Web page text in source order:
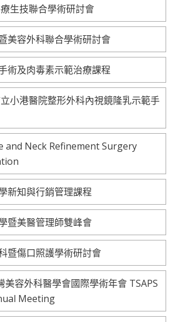
生技聯合學術研討會
美容外科聯合學術研討會
術及肉毒素示範治療課程
小港醫院整形外科內視鏡隆乳示範手
and Neck Refinement Surgery
新知與行銷管理課程
暨美醫管理師雙峰會
暨傷口照護學術研討會
美容外科醫學會國際學術年會 TSAPS
Meeting